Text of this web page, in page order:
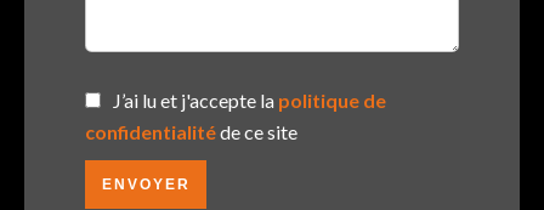
J’ai lu et j'accepte la politique de
confidentialitéde ce site
ENVOYER